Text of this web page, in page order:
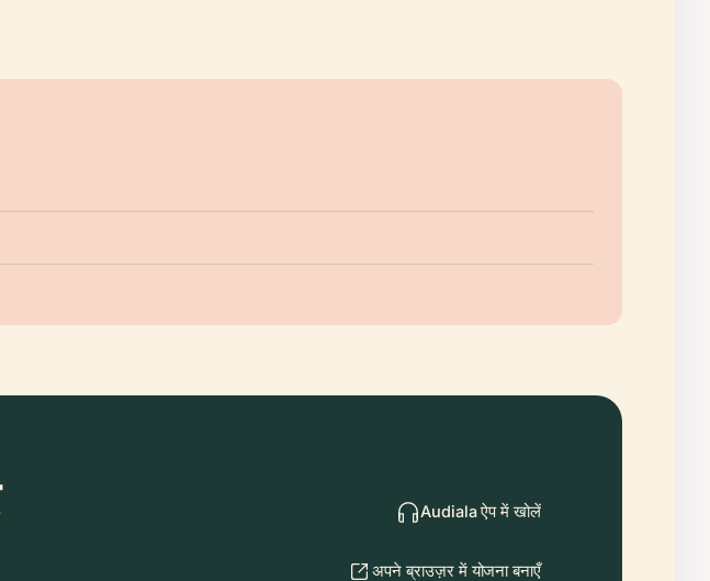
Audiala ऐप में खोलें
अपने ब्राउज़र में योजना बनाएँ